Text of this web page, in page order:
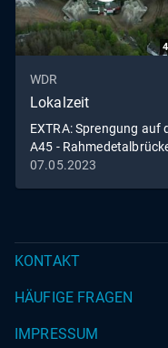
WDR
Lokalzeit
EXTRA: Sprengung auf
A45 -
in Lüdenscheid fällt
07.05.2023
KONTAKT
HÄUFIGE FRAGEN
IMPRESSUM